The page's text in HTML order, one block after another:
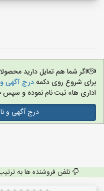
اگر شما هم تمایل دارید
برای شروع روی دکمهدرج آگهی
اداری ها» ثبت نام نموده و سپس
درج آگهی و
تلفن فروشنده ها به